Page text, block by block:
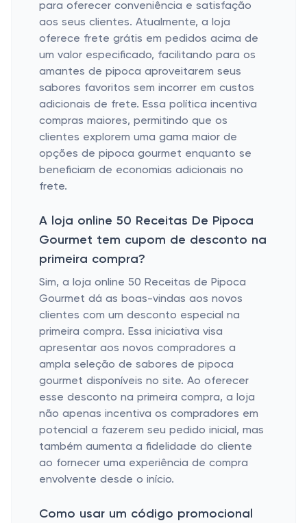
para oferecer conveniência e satisfação
aos seus clientes. Atualmente, a loja
oferece frete grátis em pedidos acima de
um valor especificado, facilitando para os
amantes de pipoca aproveitarem seus
sabores favoritos sem incorrer em custos
adicionais de frete. Essa política incentiva
compras maiores, permitindo que os
clientes explorem uma gama maior de
opções de pipoca gourmet enquanto se
beneficiam de economias adicionais no
frete.
A loja online 50 Receitas De Pipoca
Gourmet tem cupom de desconto na
primeira compra?
Sim, a loja online 50 Receitas de Pipoca
Gourmet dá as boas-vindas aos novos
clientes com um desconto especial na
primeira compra. Essa iniciativa visa
apresentar aos novos compradores a
ampla seleção de sabores de pipoca
gourmet disponíveis no site. Ao oferecer
esse desconto na primeira compra, a loja
não apenas incentiva os compradores em
potencial a fazerem seu pedido inicial, mas
também aumenta a fidelidade do cliente
ao fornecer uma experiência de compra
envolvente desde o início.
Como usar um código promocional